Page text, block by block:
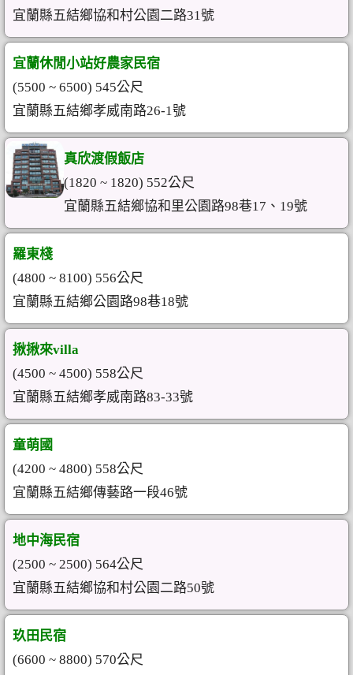
宜蘭縣五結鄉協和村公園二路31號
宜蘭休閒小站好農家民宿
(5500 ~ 6500) 545公尺
宜蘭縣五結鄉孝威南路26-1號
真欣渡假飯店
(1820 ~ 1820) 552公尺
宜蘭縣五結鄉協和里公園路98巷17、19號
羅東棧
(4800 ~ 8100) 556公尺
宜蘭縣五結鄉公園路98巷18號
揪揪來villa
(4500 ~ 4500) 558公尺
宜蘭縣五結鄉孝威南路83-33號
童萌國
(4200 ~ 4800) 558公尺
宜蘭縣五結鄉傳藝路一段46號
地中海民宿
(2500 ~ 2500) 564公尺
宜蘭縣五結鄉協和村公園二路50號
玖田民宿
(6600 ~ 8800) 570公尺